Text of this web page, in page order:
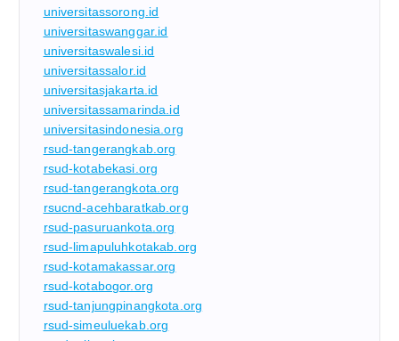
universitassorong.id
universitaswanggar.id
universitaswalesi.id
universitassalor.id
universitasjakarta.id
universitassamarinda.id
universitasindonesia.org
rsud-tangerangkab.org
rsud-kotabekasi.org
rsud-tangerangkota.org
rsucnd-acehbaratkab.org
rsud-pasuruankota.org
rsud-limapuluhkotakab.org
rsud-kotamakassar.org
rsud-kotabogor.org
rsud-tanjungpinangkota.org
rsud-simeuluekab.org